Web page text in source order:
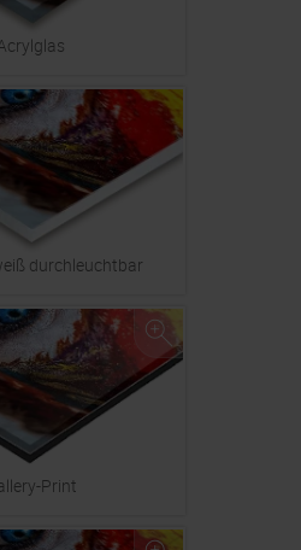
durchleuchtbar
Print